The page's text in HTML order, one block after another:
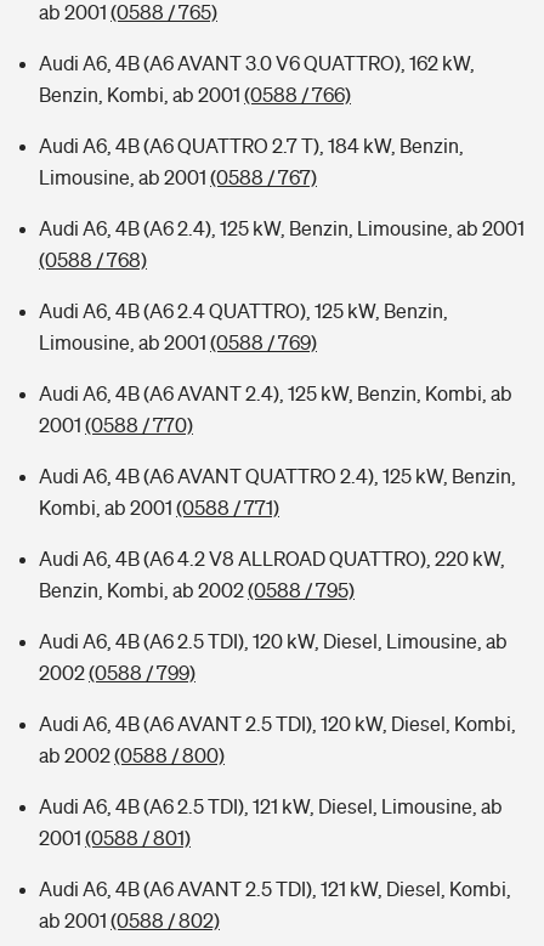
ab 2001 (0588 / 765)
Audi A6, 4B (A6 AVANT 3.0 V6 QUATTRO), 162 kW,
Benzin, Kombi, ab 2001 (0588 / 766)
Audi A6, 4B (A6 QUATTRO 2.7 T), 184 kW, Benzin,
Limousine, ab 2001 (0588 / 767)
Audi A6, 4B (A6 2.4), 125 kW, Benzin, Limousine, ab 2001
(0588 / 768)
Audi A6, 4B (A6 2.4 QUATTRO), 125 kW, Benzin,
Limousine, ab 2001 (0588 / 769)
Audi A6, 4B (A6 AVANT 2.4), 125 kW, Benzin, Kombi, ab
2001 (0588 / 770)
Audi A6, 4B (A6 AVANT QUATTRO 2.4), 125 kW, Benzin,
Kombi, ab 2001 (0588 / 771)
Audi A6, 4B (A6 4.2 V8 ALLROAD QUATTRO), 220 kW,
Benzin, Kombi, ab 2002(0588 / 795)
Audi A6, 4B (A6 2.5 TDI), 120 kW, Diesel, Limousine, ab
2002(0588 / 799)
Audi A6, 4B (A6 AVANT 2.5 TDI), 120 kW, Diesel, Kombi,
ab 2002(0588 / 800)
Audi A6, 4B (A6 2.5 TDI), 121 kW, Diesel, Limousine, ab
2001 (0588 / 801)
Audi A6, 4B (A6 AVANT 2.5 TDI), 121 kW, Diesel, Kombi,
ab 2001 (0588 / 802)